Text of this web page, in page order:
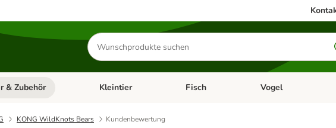
Produkte
suchen
öffnen: Katzenfutter & Zubehör
& Zubehör Kategorie-Menü öffnen: Hundefutter & Zubehör
Kleintier Kategorie-Menü öffnen: Kleintier
Fisch Kategorie-Menü
Vogel
KONG WildKnots Bears Kundenbewertung